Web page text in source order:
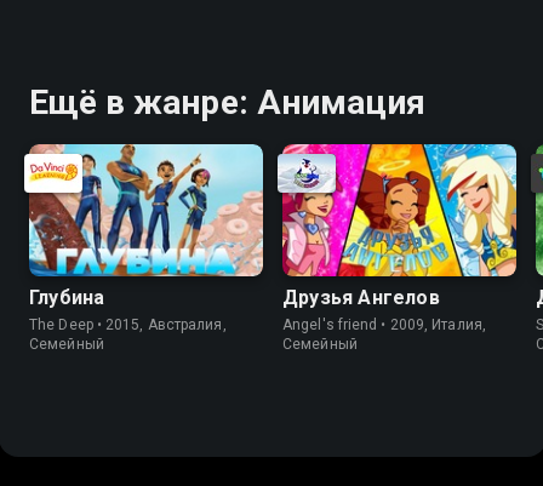
Ещё в жанре: Анимация
Глубина
The Deep • 2015, Австралия,
Cемейный
Друзья Ангелов
Angel's friend • 2009, Италия,
Cемейный